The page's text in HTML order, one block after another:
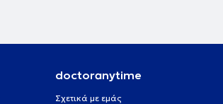
doctoranytime
Σχετικά με εμάς